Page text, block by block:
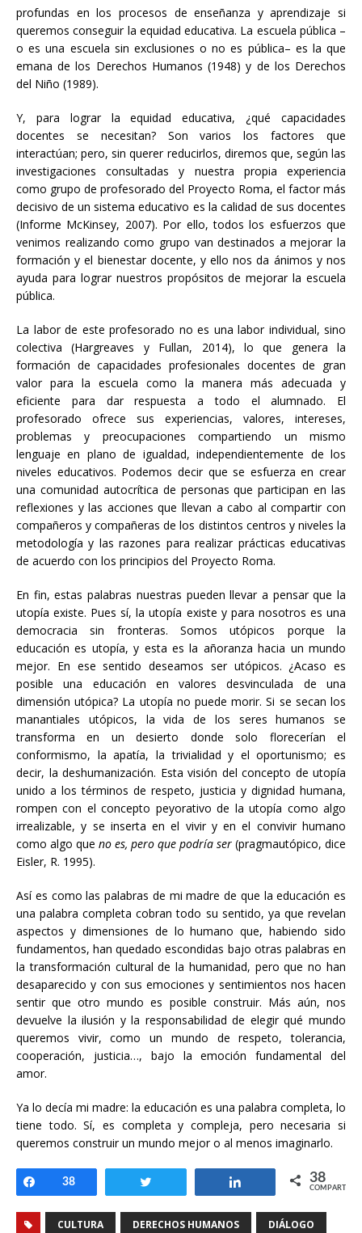
profundas en los procesos de enseñanza y aprendizaje si
queremos conseguir la equidad educativa. La escuela pública –
o es una escuela sin exclusiones o no es pública– es la que
emana de los Derechos Humanos (1948) y de los Derechos
del Niño (1989).
Y, para lograr la equidad educativa, ¿qué capacidades
docentes se necesitan? Son varios los factores que
interactúan; pero, sin querer reducirlos, diremos que, según las
investigaciones consultadas y nuestra propia experiencia
como grupo de profesorado del Proyecto Roma, el factor más
decisivo de un sistema educativo es la calidad de sus docentes
(Informe McKinsey, 2007). Por ello, todos los esfuerzos que
venimos realizando como grupo van destinados a mejorar la
formación y el bienestar docente, y ello nos da ánimos y nos
ayuda para lograr nuestros propósitos de mejorar la escuela
pública.
La labor de este profesorado no es una labor individual, sino
colectiva (Hargreaves y Fullan, 2014), lo que genera la
formación de capacidades profesionales docentes de gran
valor para la escuela como la manera más adecuada y
eficiente para dar respuesta a todo el alumnado. El
profesorado ofrece sus experiencias, valores, intereses,
problemas y preocupaciones compartiendo un mismo
lenguaje en plano de igualdad, independientemente de los
niveles educativos. Podemos decir que se esfuerza en crear
una comunidad autocrítica de personas que participan en las
reflexiones y las acciones que llevan a cabo al compartir con
compañeros y compañeras de los distintos centros y niveles la
metodología y las razones para realizar prácticas educativas
de acuerdo con los principios del Proyecto Roma.
En fin, estas palabras nuestras pueden llevar a pensar que la
utopía existe. Pues sí, la utopía existe y para nosotros es una
democracia sin fronteras. Somos utópicos porque la
educación es utopía, y esta es la añoranza hacia un mundo
mejor. En ese sentido deseamos ser utópicos. ¿Acaso es
posible una educación en valores desvinculada de una
dimensión utópica? La utopía no puede morir. Si se secan los
manantiales utópicos, la vida de los seres humanos se
transforma en un desierto donde solo florecerían el
conformismo, la apatía, la trivialidad y el oportunismo; es
decir, la deshumanización. Esta visión del concepto de utopía
unido a los términos de respeto, justicia y dignidad humana,
rompen con el concepto peyorativo de la utopía como algo
irrealizable, y se inserta en el vivir y en el convivir humano
como algo que no es, pero que podría ser (pragmautópico, dice
Eisler, R. 1995).
Así es como las palabras de mi madre de que la educación es
una palabra completa cobran todo su sentido, ya que revelan
aspectos y dimensiones de lo humano que, habiendo sido
fundamentos, han quedado escondidas bajo otras palabras en
la transformación cultural de la humanidad, pero que no han
desaparecido y con sus emociones y sentimientos nos hacen
sentir que otro mundo es posible construir. Más aún, nos
devuelve la ilusión y la responsabilidad de elegir qué mundo
queremos vivir, como un mundo de respeto, tolerancia,
cooperación, justicia…, bajo la emoción fundamental del
amor.
Ya lo decía mi madre: la educación es una palabra completa, lo
tiene todo. Sí, es completa y compleja, pero necesaria si
queremos construir un mundo mejor o al menos imaginarlo.
Compartir
38 Compartir 38
COMPARTIR
CULTURA DERECHOS HUMANOS DIÁLOGO